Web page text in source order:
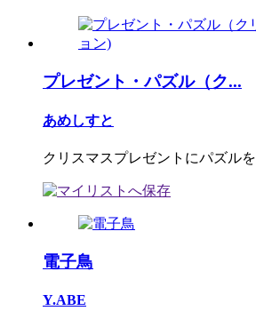
プレゼント・パズル（ク...
あめしすと
クリスマスプレゼントにパズルを
電子鳥
Y.ABE